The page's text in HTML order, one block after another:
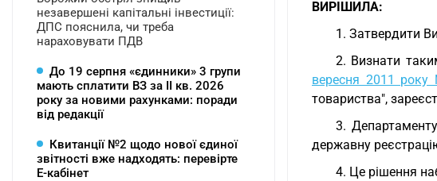
ВИРІШИЛА:
1. Затвердити
2. Визнати
вересня 2011
товариства",
3.
державну
4. Це рішення
незавершені капітальні інвестиції:
ДПС пояснила, чи треба
нараховувати ПДВ
До 19 серпня «єдинники» 3 групи
мають сплатити ВЗ за ІІ кв. 2026
року за новими рахунками: поради
від редакції
Квитанції №2 щодо нової єдиної
звітності вже надходять: перевірте
Е-кабінет